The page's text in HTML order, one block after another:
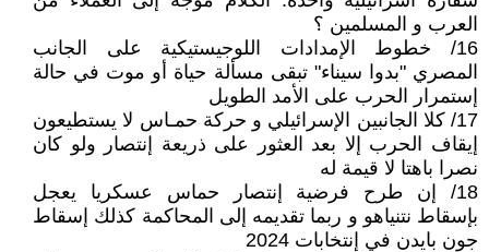
العرب و المسلمين ؟
16/ خطوط الإمدادات اللوجيستيكية على الجانب
المصري "بدوا سيناء" تبقى مسألة حياة أو موت في حالة
إستمرار الحرب على الأمد الطويل
17/ كلا الجانبين الإسرائيلي و حركة حمـاس لا يستطيعون
إيقاف الحرب إلا بعد العثور على ذريعة إنتصار ولو كان
نصرا باهتا لا قيمة له
18/ إن طرح فرضية إنتصار حماس عسكريا يعجل
بإسقاط نتنياهو و ربما تقديمه إلى المحاكمة كذلك إسقاط
جون بايدن في إنتخابات 2024